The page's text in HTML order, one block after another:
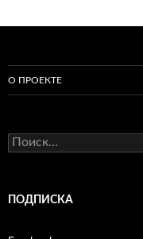
О ПРОЕКТЕ
Найти:
ПОДПИСКА